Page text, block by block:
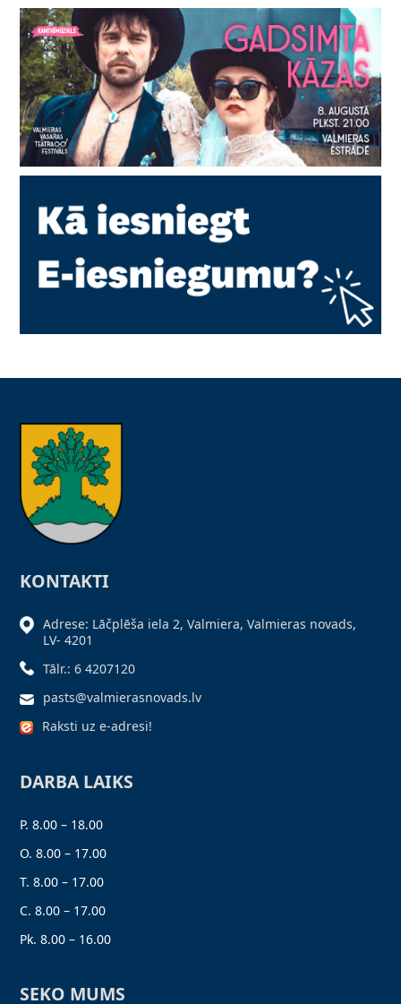
KONTAKTI
Adrese: Lāčplēša iela 2, Valmiera, Valmieras novads,
LV- 4201
Tālr.: 6 4207120
pasts@valmierasnovads.lv
Raksti uz e-adresi!
DARBA LAIKS
P. 8.00 – 18.00
O. 8.00 – 17.00
T. 8.00 – 17.00
C. 8.00 – 17.00
Pk. 8.00 – 16.00
SEKO MUMS